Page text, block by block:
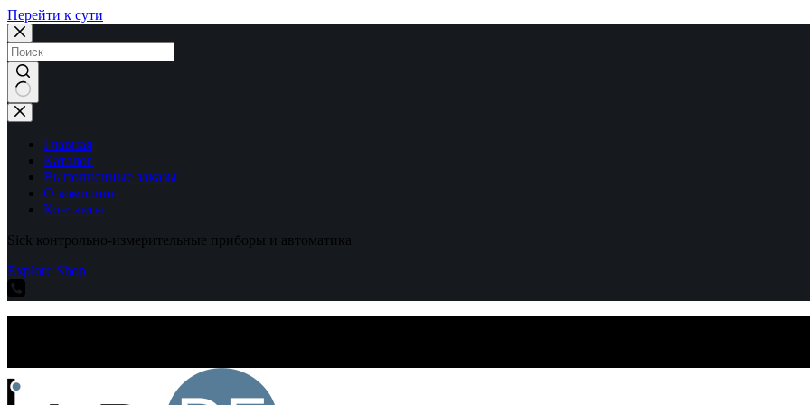
Перейти к сути
Ничего
не
найденоГлавная
Каталог
Выполненные заказы
О компании
Контакты
Sick контрольно-измерительные приборы и автоматика
Explore Shop